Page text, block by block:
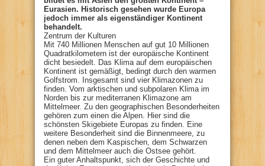
Eurasien. Historisch gesehen wurde Europa
jedoch immer als eigenständiger Kontinent
behandelt.
Zentrum der Kulturen
Mit 740 Millionen Menschen auf gut 10 Millionen
Quadratkilometern ist der europäische Kontinent
dicht besiedelt. Das Klima auf dem europäischen
Kontinent ist gemäßigt, bedingt durch den warmen
Golfstrom. Insgesamt sind vier Klimazonen zu
finden. Vom arktischen und subpolaren Klima im
Norden bis zur mediterranen Klimazone am
Mittelmeer. Zu den geographischen Besonderheiten
gehören zum einen die Alpen. Hier sind die
schönsten Skigebiete Europas zu finden. Eine
weitere Besonderheit sind die Binnenmeere, zu
denen neben dem Kaspischen, dem Schwarzen
und dem Mittelmeer auch die Ostsee gehört.
Ein guter Anhaltspunkt, sich der Geschichte und